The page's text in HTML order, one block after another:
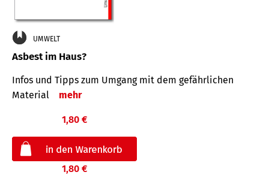
UMWELT
Asbest im Haus?
Infos und Tipps zum Um­gang mit dem ge­fähr­lichen
Mate­rial
mehr
1,80 €
1,80 €